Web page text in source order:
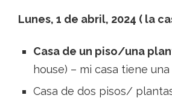
Lunes, 1 de abril, 2024 ( la
Casa de un piso/una
house) – mi casa tiene
Casa de dos pisos/